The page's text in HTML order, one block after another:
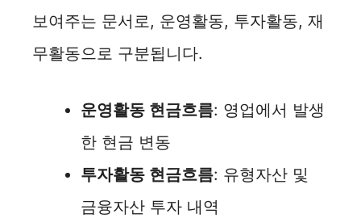
보여주는 문서로, 운영활동, 투자활동, 재
무활동으로 구분됩니다.
운영활동 현금흐름: 영업에서 발생
한 현금 변동
투자활동 현금흐름: 유형자산 및
금융자산 투자 내역